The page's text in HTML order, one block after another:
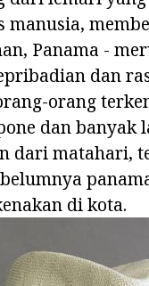
Panama -
dan
orang
dan
dari matahari,
di kota.